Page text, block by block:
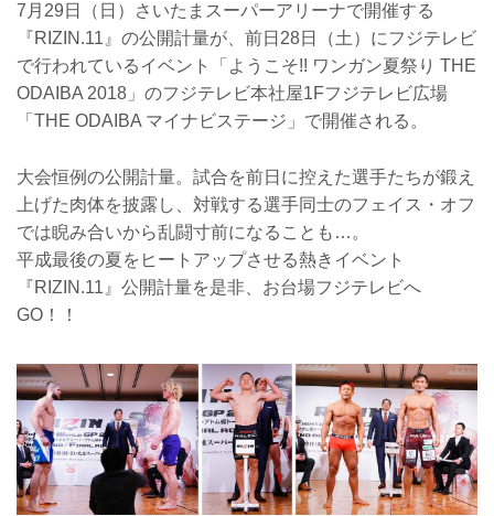
7月29日（日）さいたまスーパーアリーナで開催する
『RIZIN.11』の公開計量が、前日28日（土）にフジテレビ
で行われているイベント「ようこそ!! ワンガン夏祭り THE
ODAIBA 2018」のフジテレビ本社屋1Fフジテレビ広場
「THE ODAIBA マイナビステージ」で開催される。
大会恒例の公開計量。試合を前日に控えた選手たちが鍛え
上げた肉体を披露し、対戦する選手同士のフェイス・オフ
では睨み合いから乱闘寸前になることも…。
平成最後の夏をヒートアップさせる熱きイベント
『RIZIN.11』公開計量を是非、お台場フジテレビへ
GO！！